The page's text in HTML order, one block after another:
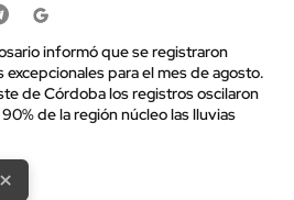
informó que se registraron
para el mes de agosto.
de Córdoba los registros oscilaron
de la región núcleo las lluvias
×